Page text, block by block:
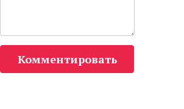
Комментировать